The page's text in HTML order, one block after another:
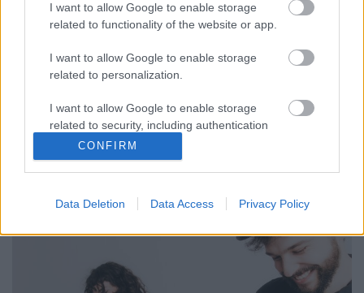
I want to allow Google to enable storage
related to functionality of the website or app.
I want to allow Google to enable storage
related to personalization.
I want to allow Google to enable storage
related to security, including authentication
functionality and fraud prevention, and other
user protection.
CONFIRM
Data Deletion Data Access Privacy Policy
RRRecorder•2025. október 02.
Csak pihennék és gépeznék, nem hallgatnék arra,
amit anya mond. Asztalokat borogatott, emberekkel
kötekedett, kiabált és lődörgött. Gondolkodni,
álmodozni jól esik, káromkodni jól esik. A
szabadságnak fura szaga van. Aminre a világnak
szüksége van most, az a szeretet. Felszárnyaltam a
máglyáról.…